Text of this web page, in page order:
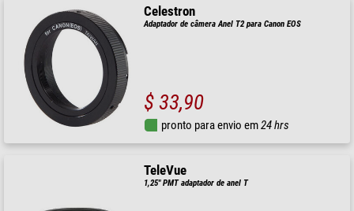
Celestron
Adaptador de câmera Anel T2 para Canon EOS
$ 33,90
pronto para envio em24 hrs
TeleVue
1,25" PMT adaptador de anel T